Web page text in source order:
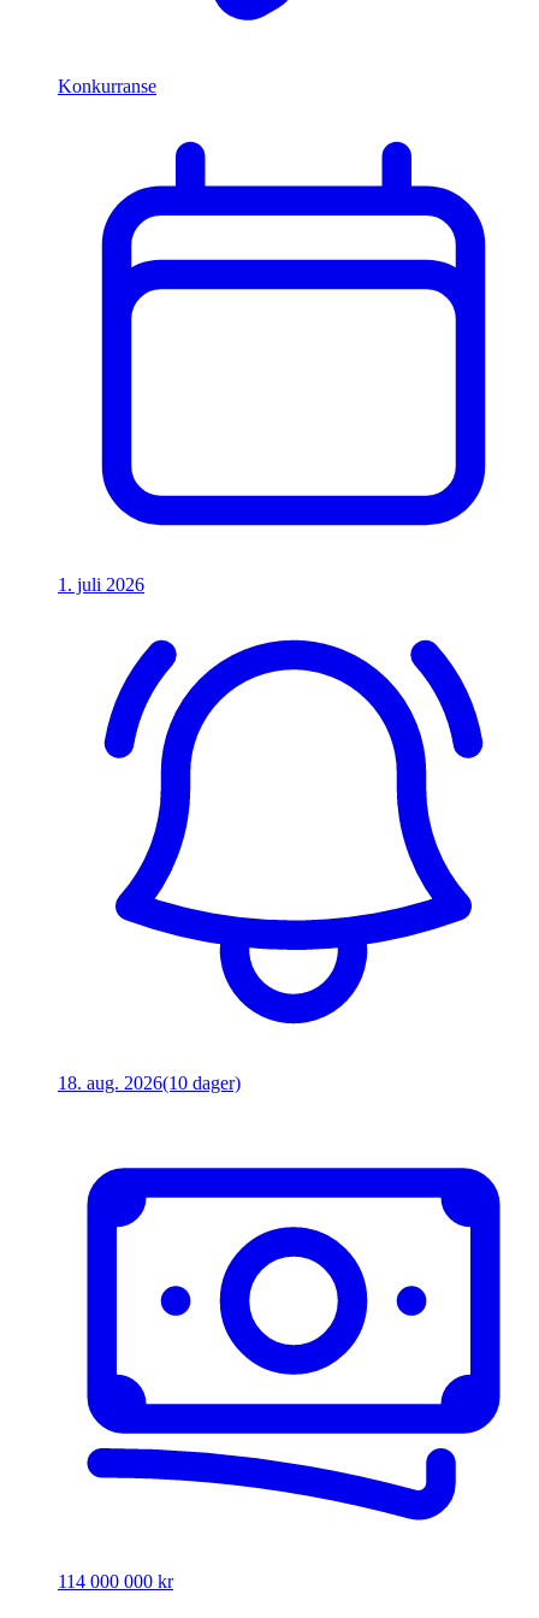
Konkurranse
1. juli 2026
18. aug. 2026(10 dager)
114 000 000 kr